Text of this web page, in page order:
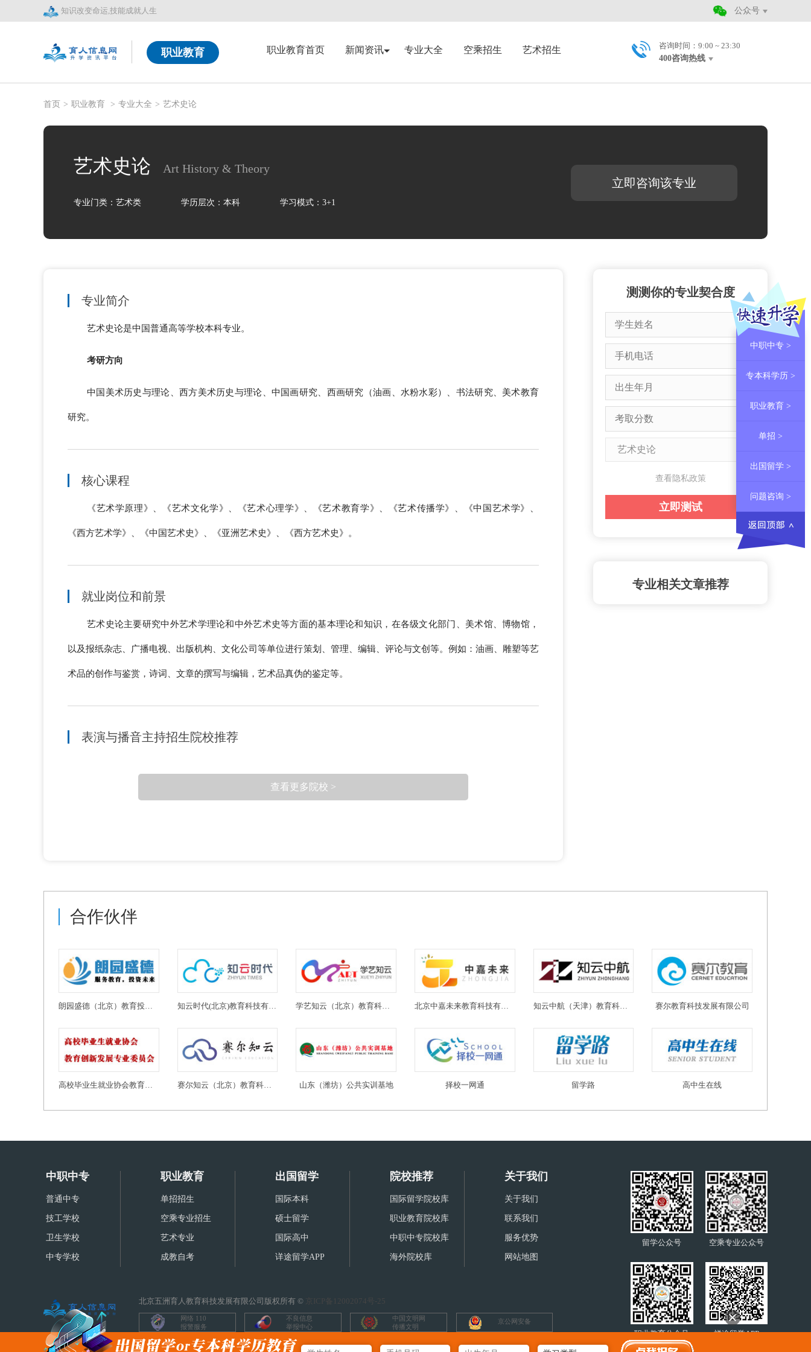
知识改变命运,技能成就人生 公众号
职业教育 职业教育首页 新闻资讯 专业大全 空乘招生 艺术招生
咨询时间：9:00 ~ 23:30
400咨询热线
首页 > 职业教育 > 专业大全 > 艺术史论
艺术史论 Art History & Theory
专业门类：艺术类 学历层次：本科 学习模式：3+1
立即咨询该专业
专业简介
艺术史论是中国普通高等学校本科专业。
考研方向
中国美术历史与理论、西方美术历史与理论、中国画研究、西画研究（油画、水粉水彩）、书法研究、美术教育
研究。
核心课程
《艺术学原理》、《艺术文化学》、《艺术心理学》、《艺术教育学》、《艺术传播学》、《中国艺术学》、
《西方艺术学》、《中国艺术史》、《亚洲艺术史》、《西方艺术史》。
就业岗位和前景
艺术史论主要研究中外艺术学理论和中外艺术史等方面的基本理论和知识，在各级文化部门、美术馆、博物馆，
以及报纸杂志、广播电视、出版机构、文化公司等单位进行策划、管理、编辑、评论与文创等。例如：油画、雕塑等艺
术品的创作与鉴赏，诗词、文章的撰写与编辑，艺术品真伪的鉴定等。
表演与播音主持招生院校推荐
查看更多院校 >
测测你的专业契合度
查看隐私政策
专业相关文章推荐
合作伙伴
朗园盛德（北京）教育投资有限公司 知云时代(北京)教育科技有限公司 学艺知云（北京）教育科技有限公司 北京中嘉未来教育科技有限公司 知云中航（天津）教育科技有限公司 赛尔教育科技发展有限公司
赛尔知云（北京）教育科技有限公司 山东（潍坊）公共实训基地 择校一网通 留学路 高中生在线
中职中专
普通中专
技工学校
卫生学校
中专学校
职业教育
单招招生
空乘专业招生
艺术专业
成教自考
出国留学
国际本科
硕士留学
国际高中
详途留学APP
院校推荐
国际留学院校库
职业教育院校库
中职中专院校库
海外院校库
关于我们
关于我们
联系我们
服务优势
网站地图
北京五洲育人教育科技发展有限公司版权所有 © 京ICP备12002074号-25
网络 110
报警服务
不良信息
举报中心
中国文明网
传播文明
京公网安备
空乘专业公众号
留学公众号
祥途留学APP
职业教育公众号
中职中专 >
专本科学历 >
职业教育 >
单招 >
出国留学 >
问题咨询 >